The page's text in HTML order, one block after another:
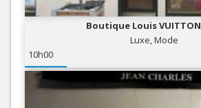
Boutique Louis VUITTON
Luxe, Mode
10h00